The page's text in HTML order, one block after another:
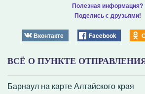
ВСЁ О ПУНКТЕ
Барнаул на карте Алтайского края
Полезная информация?
Поделись с друзьями!
Вконтакте Facebook